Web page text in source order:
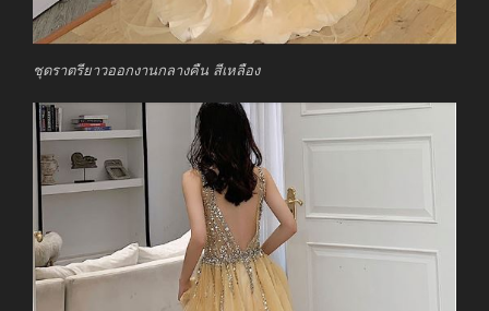
ชุดราตรียาวออกงานกลางคืน สีเหลือง